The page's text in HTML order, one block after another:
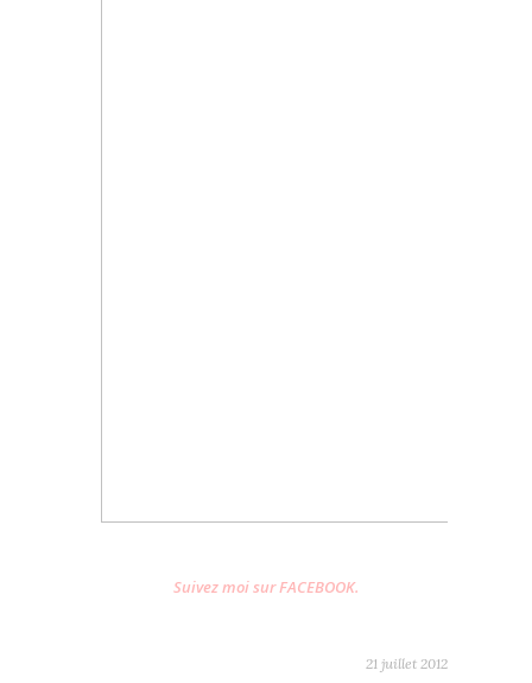
Suivez moi sur FACEBOOK.
21 juillet 2012